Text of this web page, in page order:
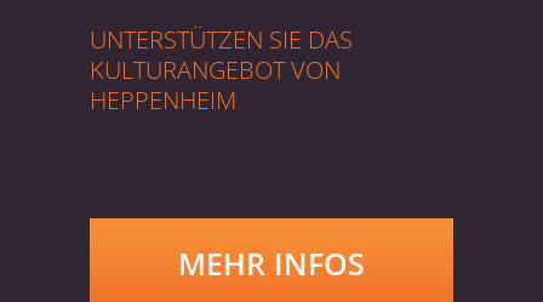
UNTERSTÜTZEN SIE DAS
KULTURANGEBOT VON
HEPPENHEIM
MEHR INFOS